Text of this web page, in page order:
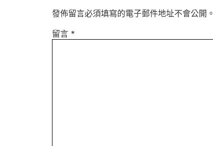
發佈留言必須填寫的電子郵件地址不會公開。
留言 *